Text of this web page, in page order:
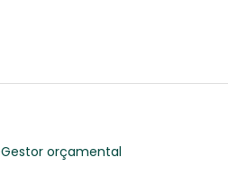
Gestor orçamental